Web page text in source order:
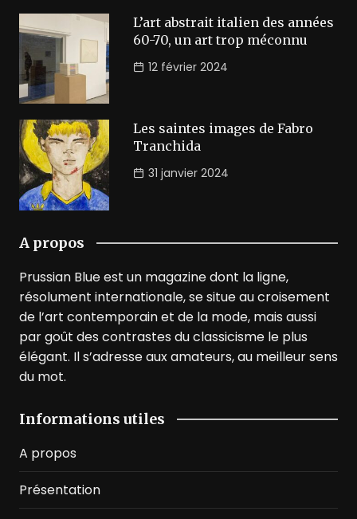
L’art abstrait italien des années
60-70, un art trop méconnu
12 février 2024
Les saintes images de Fabro
Tranchida
31 janvier 2024
A propos
Prussian Blue est un magazine dont la ligne,
résolument internationale, se situe au croisement
de l’art contemporain et de la mode, mais aussi
par goût des contrastes du classicisme le plus
élégant. Il s’adresse aux amateurs, au meilleur sens
du mot.
Informations utiles
A propos
Présentation